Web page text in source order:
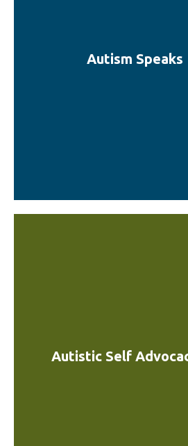
Autism Speaks
Autistic Self